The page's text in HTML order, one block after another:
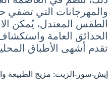
والمهرجانات التي تضفي
الطقس المعتدل، يُمكن
الحدائق العامة
تقدم أشهى الأطباق
إيش-سور-الزيت: مزيج الطبيعة